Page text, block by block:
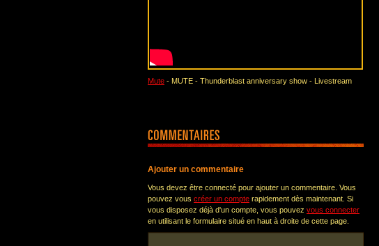
Mute - MUTE - Thunderblast anniversary show - Livestream
Ajouter un commentaire
Vous devez être connecté pour ajouter un commentaire. Vous
pouvez vous créer un compte rapidement dès maintenant. Si
vous disposez déjà d'un compte, vous pouvez vous connecter
en utilisant le formulaire situé en haut à droite de cette page.